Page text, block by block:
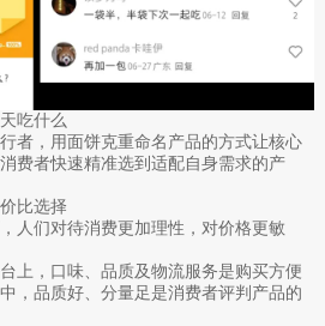
吃什么
者，用面饼克重命名产品的方式让核心
费者快速精准选到适配自身需求的产
比选择
人们对待消费更加理性，对价格更敏
上，口味、品质及物流服务是购买方便
，品质好、分量足是消费者评判产品的